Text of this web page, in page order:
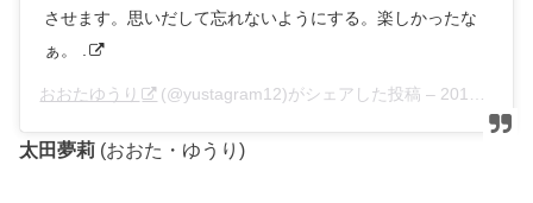
させます。思いだして忘れないようにする。楽しかったな
ぁ。 .
おおたゆうり (@yustagram12)がシェアした投稿 – 2019年12月月30日午後9時52分PST
太田夢莉 (おおた・ゆうり)